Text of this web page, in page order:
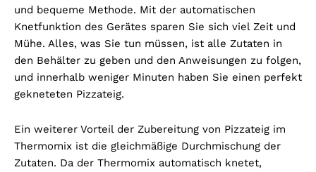
und bequeme Methode. Mit der automatischen
Knetfunktion des Gerätes sparen Sie sich viel Zeit und
Mühe. Alles, was Sie tun müssen, ist alle Zutaten in
den Behälter zu geben und den Anweisungen zu folgen,
und innerhalb weniger Minuten haben Sie einen perfekt
gekneteten Pizzateig.
Ein weiterer Vorteil der Zubereitung von Pizzateig im
Thermomix ist die gleichmäßige Durchmischung der
Zutaten. Da der Thermomix automatisch knetet,